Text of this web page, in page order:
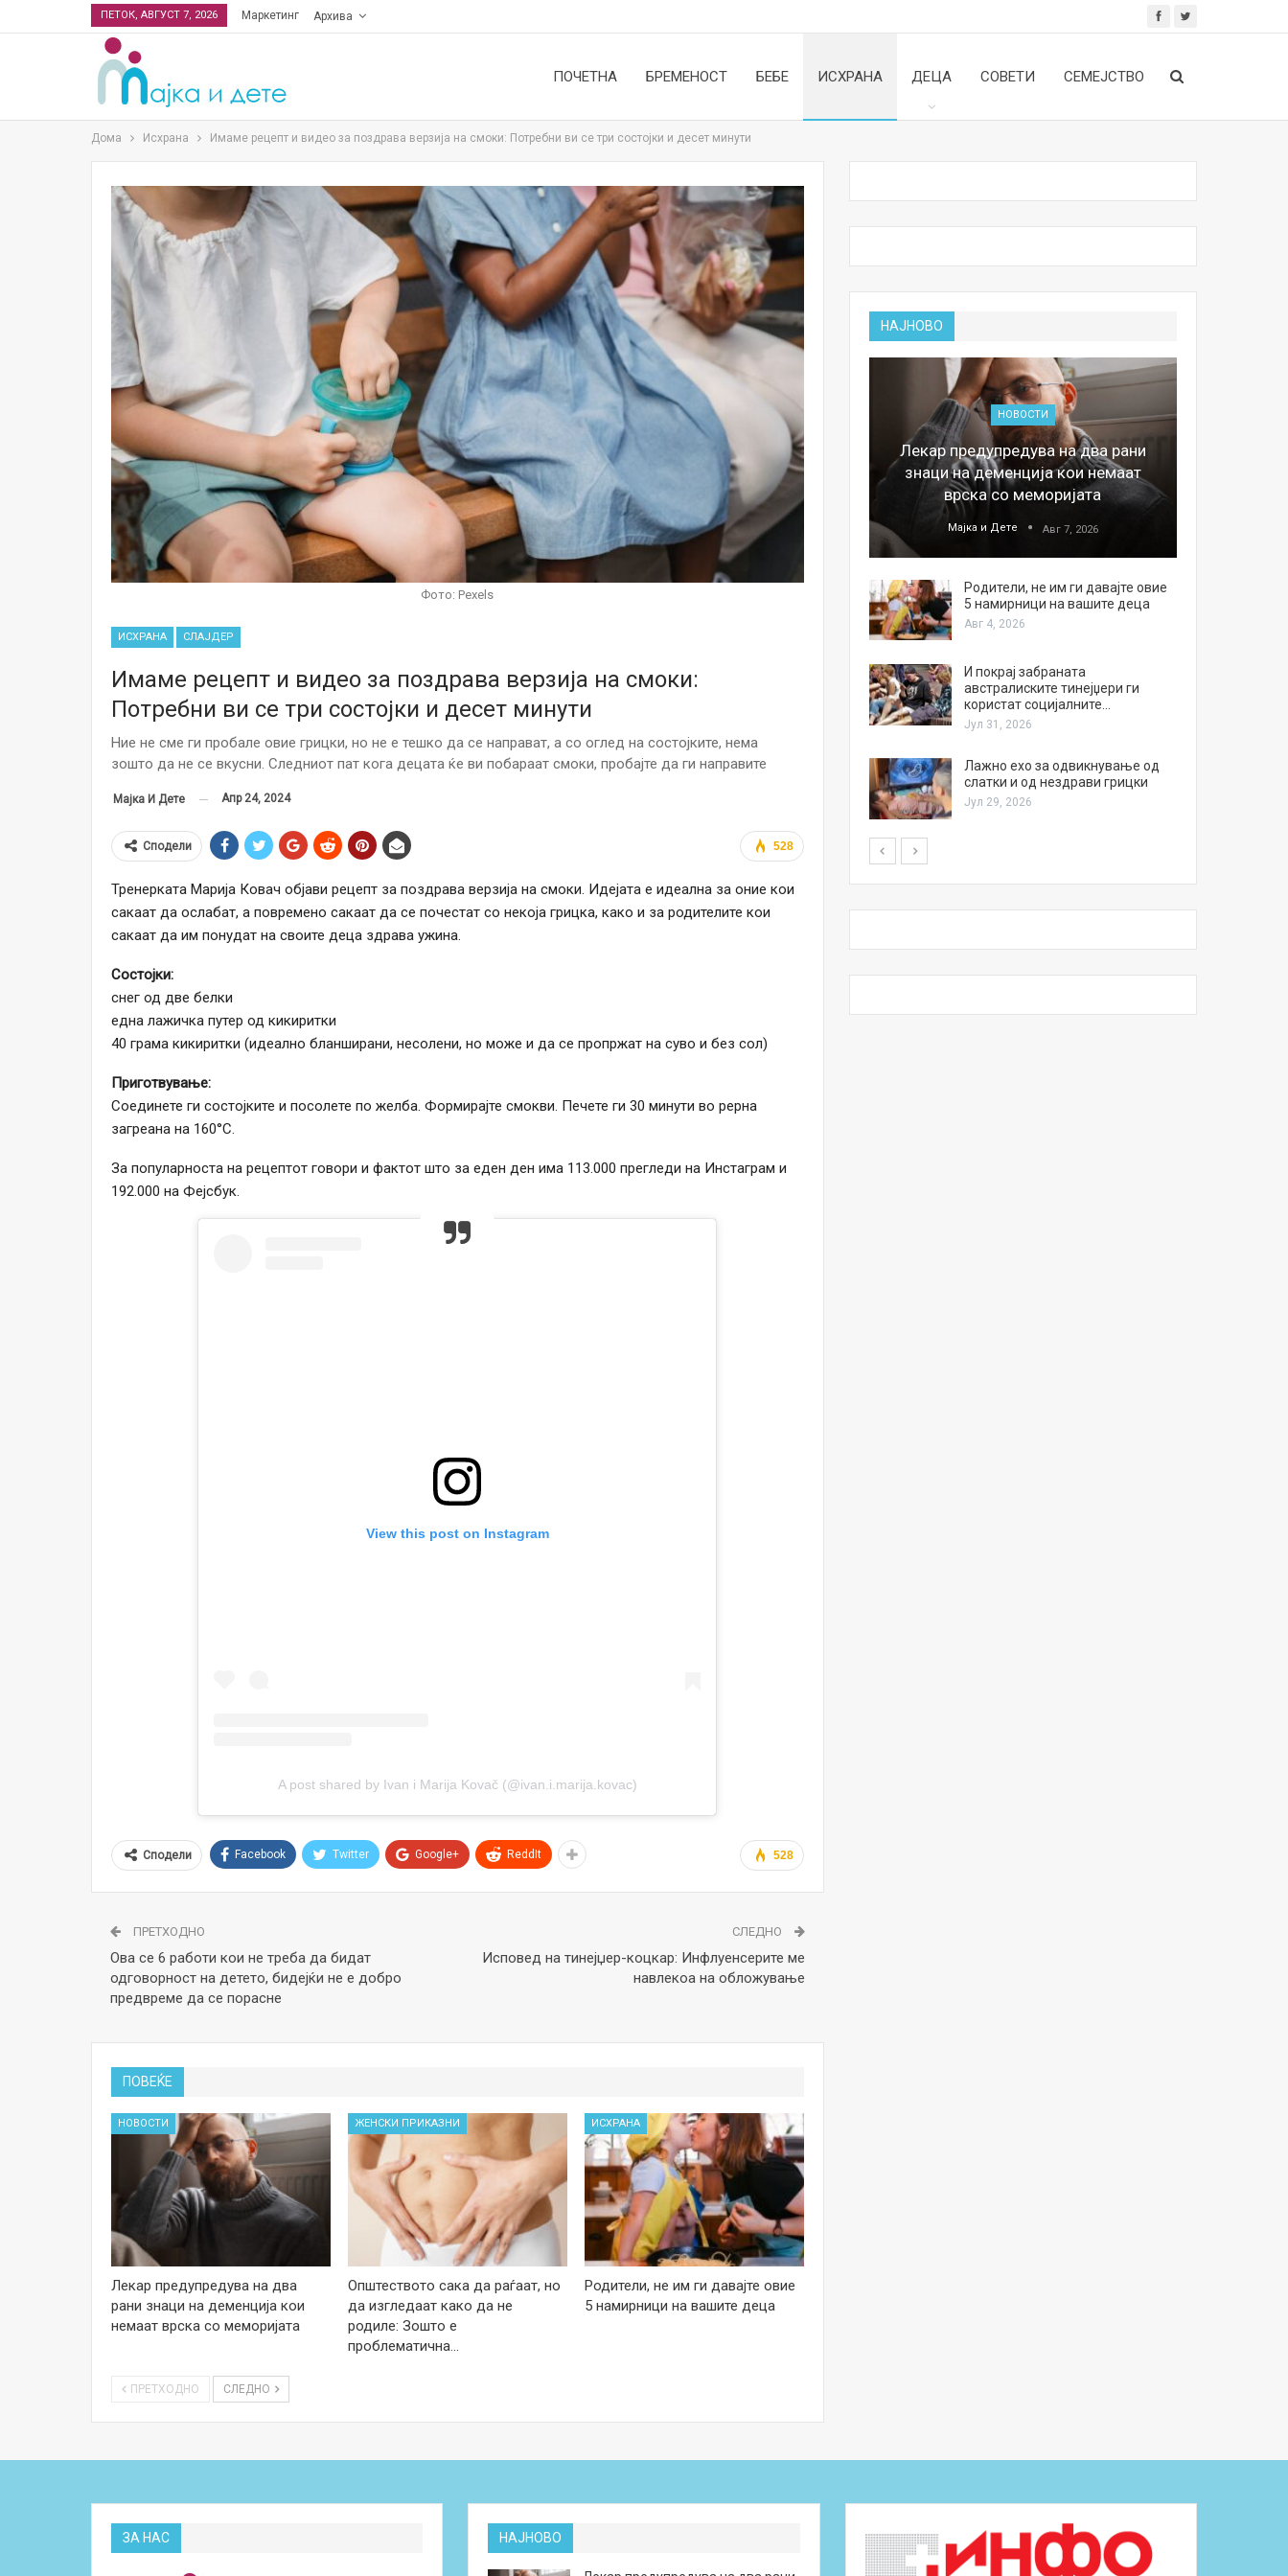
ПЕТОК, АВГУСТ 7, 2026 Маркетинг Архива
ПОЧЕТНА БРЕМЕНОСТ БЕБЕ ИСХРАНА ДЕЦА СОВЕТИ СЕМЕЈСТВО
Дома Исхрана Имаме рецепт и видео за поздрава верзија на смоки: Потребни ви се три состојки и десет минути
Фото: Pexels
ИСХРАНА СЛАЈДЕР
Имаме рецепт и видео за поздрава верзија на смоки:
Потребни ви се три состојки и десет минути
Ние не сме ги пробале овие грицки, но не е тешко да се направат, а со оглед на состојките, нема
зошто да не се вкусни. Следниот пат кога децата ќе ви побараат смоки, пробајте да ги направите
Мајка И Дете Апр 24, 2024
528
Сподели
Тренерката Марија Ковач објави рецепт за поздрава верзија на смоки. Идејата е идеална за оние кои
сакаат да ослабат, а повремено сакаат да се почестат со некоја грицка, како и за родителите кои
сакаат да им понудат на своите деца здрава ужина.
Состојки:
снег од две белки
една лажичка путер од кикиритки
40 грама кикиритки (идеално бланширани, несолени, но може и да се пропржат на суво и без сол)
Приготвување:
Соединете ги состојките и посолете по желба. Формирајте смокви. Печете ги 30 минути во рерна
загреана на 160°C.
За популарноста на рецептот говори и фактот што за еден ден има 113.000 прегледи на Инстаграм и
192.000 на Фејсбук.
View this post on Instagram
A post shared by Ivan i Marija Kovač (@ivan.i.marija.kovac)
528
Сподели Facebook Twitter Google+ ReddIt
ПРЕТХОДНО
Ова се 6 работи кои не треба да бидат
одговорност на детето, бидејќи не е добро
предвреме да се порасне
СЛЕДНО
Исповед на тинејџер-коцкар: Инфлуенсерите ме
навлекоа на обложување
ПОВЕЌЕ
НОВОСТИ
Лекар предупредува на два
рани знаци на деменција кои
немаат врска со меморијата
ЖЕНСКИ ПРИКАЗНИ
Општеството сака да раѓаат, но
да изгледаат како да не
родиле: Зошто е
проблематична…
ИСХРАНА
Родители, не им ги давајте овие
5 намирници на вашите деца
ПРЕТХОДНО СЛЕДНО
НАЈНОВО
НОВОСТИ
Финците вложија милион евра во
кал, за посилен имунитет на децата
Мајка и Дете Јул 24, 2026
Малолетниците ќе бидат офлајн
Нов тест од крвта би можел да го
Австралијка роди четири
НОВОСТИ
Лекар предупредува на два рани
знаци на деменција кои немаат
врска со меморијата
Мајка и Дете Авг 7, 2026
Родители, не им ги давајте овие
5 намирници на вашите деца
Авг 4, 2026
И покрај забраната
австралиските тинејџери ги
користат социјалните…
Јул 31, 2026
Лажно ехо за одвикнување од
слатки и од нездрави грицки
Јул 29, 2026
ЗА НАС НАЈНОВО